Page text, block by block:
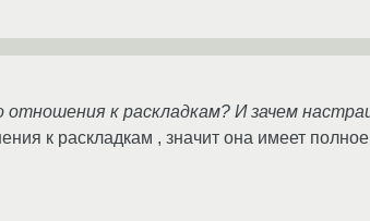
к раскладкам? И зачем
к раскладкам , значит она имеет